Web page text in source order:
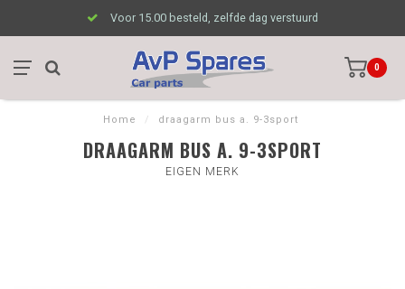
Voor 15.00 besteld, zelfde dag verstuurd
0
Home / draagarm bus a. 9-3sport
DRAAGARM BUS A. 9-3SPORT
EIGEN MERK